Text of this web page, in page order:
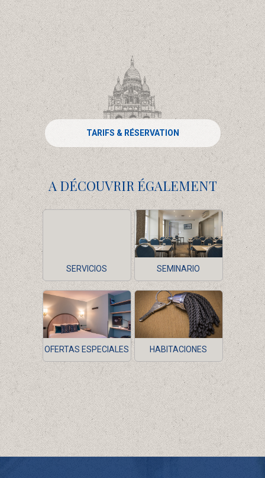
TARIFS & RÉSERVATION
A DÉCOUVRIR ÉGALEMENT
SERVICIOS SEMINARIO
OFERTAS ESPECIALES HABITACIONES